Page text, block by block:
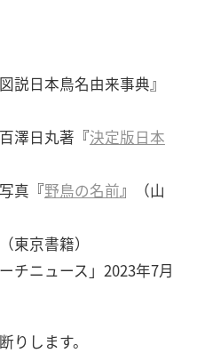
説日本鳥名由来事典』
澤日丸著『決定版日本
真『野鳥の名前』（山
東京書籍）
チニュース」2023年7月
りします。